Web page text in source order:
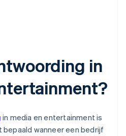
in
in media en entertainment is
wanneer een bedrijf